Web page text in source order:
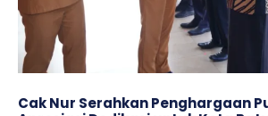
Cak Nur Serahkan Penghargaan